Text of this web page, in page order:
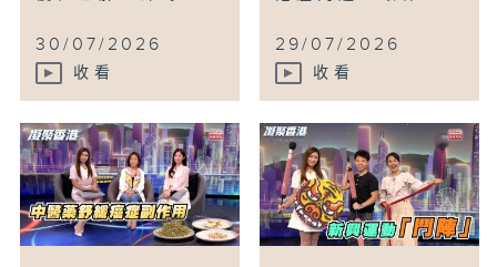
30/07/2026
收看
29/07/2026
收看